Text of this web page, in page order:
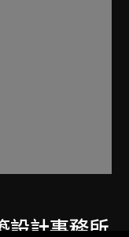
設計事務所